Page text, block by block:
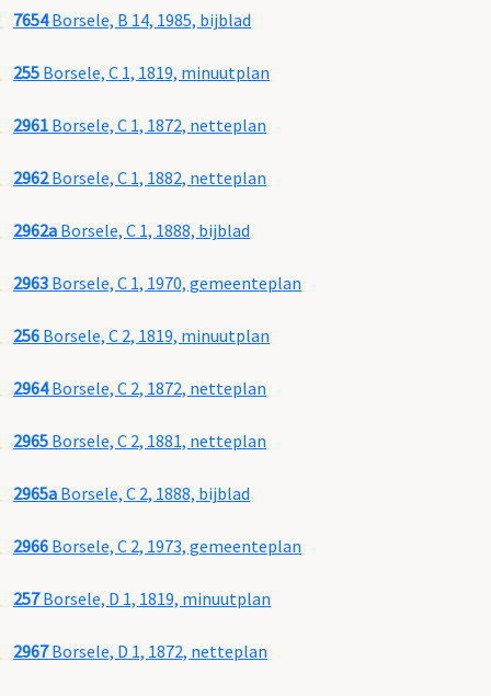
7654Borsele, B 14, 1985, bijblad
255 Borsele, C 1, 1819, minuutplan
2961 Borsele, C 1, 1872, netteplan
2962Borsele, C 1, 1882, netteplan
2962a Borsele, C 1, 1888, bijblad
2963 Borsele, C 1, 1970, gemeenteplan
256 Borsele, C 2, 1819, minuutplan
2964Borsele, C 2, 1872, netteplan
2965 Borsele, C 2, 1881, netteplan
2965a Borsele, C 2, 1888, bijblad
2966 Borsele, C 2, 1973, gemeenteplan
257Borsele, D 1, 1819, minuutplan
2967Borsele, D 1, 1872, netteplan